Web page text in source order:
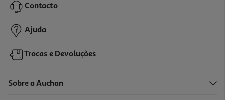
1,53 €
Contacto
Ajuda
Trocas e Devoluções
Sobre a Auchan